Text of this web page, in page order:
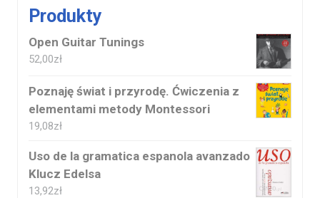
Produkty
Open Guitar Tunings
52,00zł
Poznaję świat i przyrodę. Ćwiczenia z
elementami metody Montessori
19,08zł
Uso de la gramatica espanola avanzado
Klucz Edelsa
13,92zł